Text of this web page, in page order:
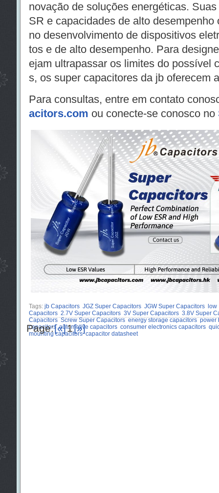
novação de soluções energéticas.
SR e capacidades de alto
no desenvolvimento de dispositivos
tos e de alto desempenho. Para
ejam ultrapassar os limites do possível
s, os super capacitores da jb oferecem
Para consultas, entre em contato
acitors.com ou conecte-se conosco no
Tags: jb Capacitors JGZ Super Capacitors JGW Super Capacitors low
Capacitors 2.7V Super Capacitors 3V Super Capacitors 3.8V Super
Capacitors Screw Super Capacitors energy storage capacitors power
capacitors automotive capacitors consumer electronics capacitors
mounting capacitors capacitor datasheet
Page:[«]1[»]